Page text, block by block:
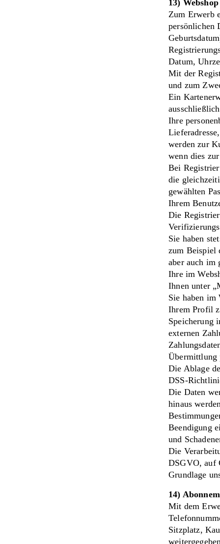
13) Webshop
Zum Erwerb
persönlichen
Datum,
Mit der
und zum
Ein
Ihre
werden zur
wenn dies
Bei
die
gewählten
Ihrem
Die
Sie haben
zum Beispiel
aber auch im
Ihre im
Ihnen unter
Sie haben
Ihrem Profil
Speicherung
externen
Übermittlung
Die Ablage
DSS-
Die Daten
hinaus
Beendigung
und
Die
DSGVO, auf
Grundlage
14)
Mit dem
Sitzplatz,